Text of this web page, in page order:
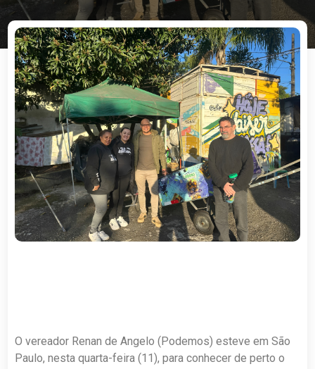
O vereador Renan de Angelo (Podemos) esteve em São
Paulo, nesta quarta-feira (11), para conhecer de perto o